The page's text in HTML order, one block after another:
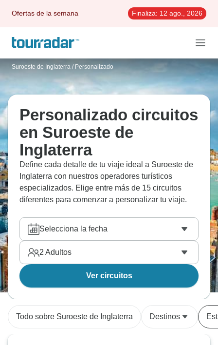
Ofertas de la semana Finaliza: 12 ago., 2026
Suroeste de Inglaterra / Personalizado
Personalizado circuitos
en Suroeste de
Inglaterra
Define cada detalle de tu viaje ideal a Suroeste de
Inglaterra con nuestros operadores turísticos
especializados. Elige entre más de 15 circuitos
diferentes para comenzar a personalizar tu viaje.
Selecciona la fecha
2 Adultos
Ver circuitos
Todo sobre Suroeste de Inglaterra Destinos